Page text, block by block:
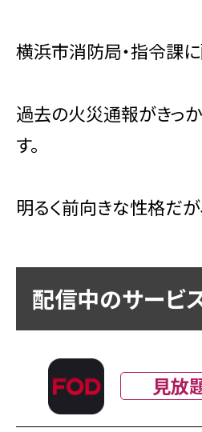
横浜市消防局・指令課
過去の火災通報がきっ
す。
明るく前向きな性格だ
配信中のサービ
見放